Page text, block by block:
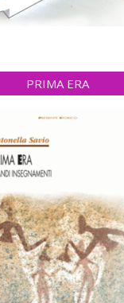
PRIMA ERA